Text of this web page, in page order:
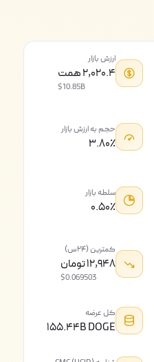
ارزش بازار
۲,۰۲۰.۴ همت
$10.85B
حجم به ارزش بازار
۳.۸۰٪
سلطه بازار
۰.۵۰٪
کمترین (۲۴س)
۱۲,۹۴۸ تومان
$0.069503
کل عرضه
۱۵۵.۴۴B DOGE